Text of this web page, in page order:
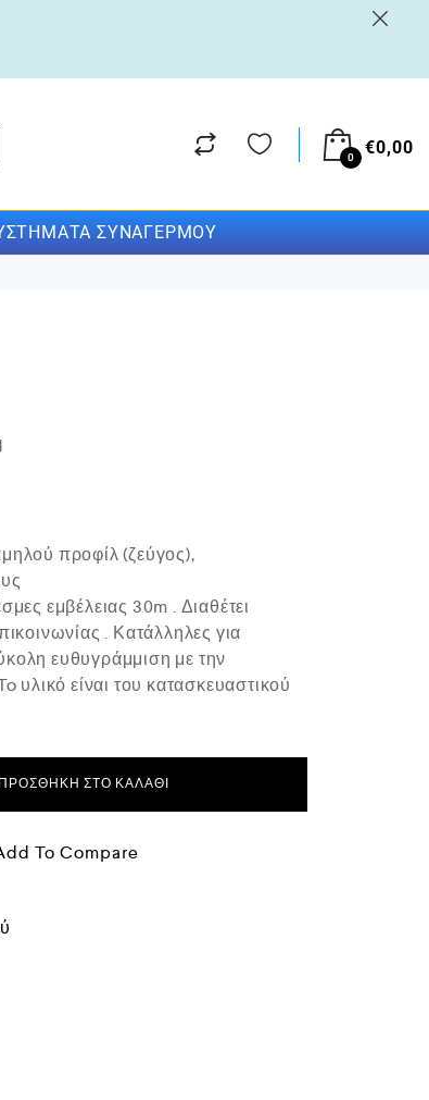
0 €0,00
ΣΥΝΑΓΕΡΜΟΎ
προφίλ (ζεύγος),
εμβέλειας 30m . Διαθέτει
. Κατάλληλες για
ευθυγράμμιση με την
είναι του κατασκευαστικού
ΠΡΟΣΘΉΚΗ ΣΤΟ ΚΑΛΆΘΙ
To Compare